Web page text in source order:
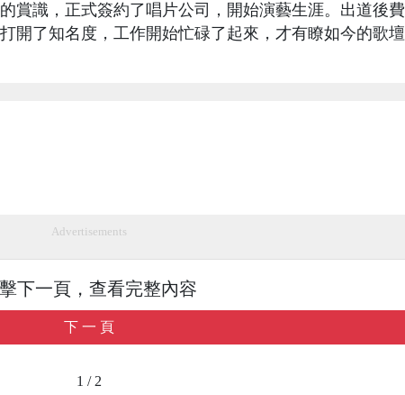
賞識，正式簽約了唱片公司，開始演藝生涯。出道後
開了知名度，工作開始忙碌了起來，才有瞭如今的歌
Advertisements
下一頁，查看完整內容
下 一 頁
1 / 2